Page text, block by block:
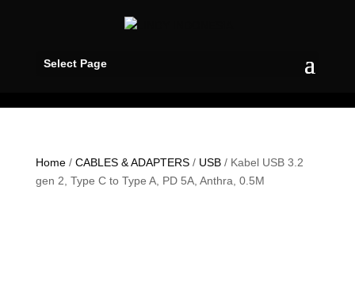
Select Page
Home/ CABLES & ADAPTERS/ USB/ Kabel USB 3.2
gen 2, Type C to Type A, PD 5A, Anthra, 0.5M